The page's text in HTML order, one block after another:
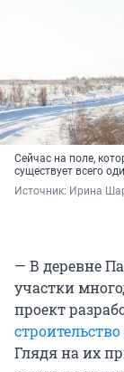
Сейчас на поле,
существует всего
Источник: Ирина
— В деревне
участки
проект
Глядя на их